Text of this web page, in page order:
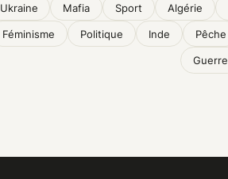
Ukraine Mafia Sport Algérie
Féminisme Politique Inde Pêche
Guerre